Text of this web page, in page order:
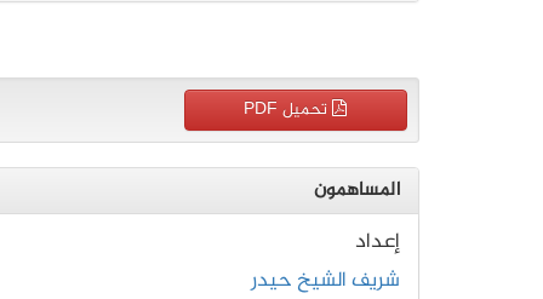
تحميل PDF
المساهمون
إعداد
شريف الشيخ حيدر